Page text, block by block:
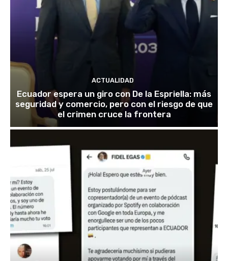
ACTUALIDAD
Ecuador espera un giro con De la Espriella: más
seguridad y comercio, pero con el riesgo de que
el crimen cruce la frontera